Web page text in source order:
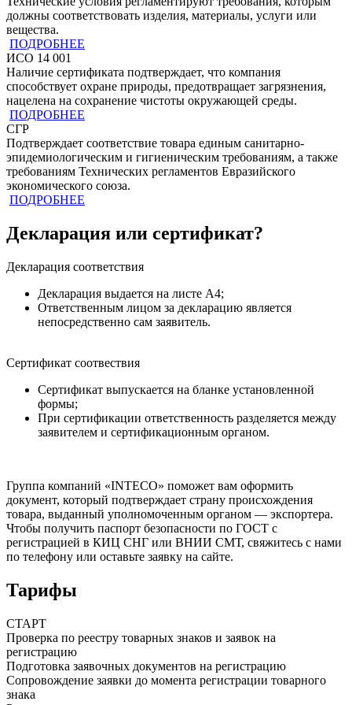
должны соответствовать изделия, материалы, услуги или
вещества.
ПОДРОБНЕЕ
ИСО 14 001
Наличие сертификата подтверждает, что компания
способствует охране природы, предотвращает загрязнения,
нацелена на сохранение чистоты окружающей среды.
ПОДРОБНЕЕ
СГР
Подтверждает соответствие товара единым санитарно-
эпидемиологическим и гигиеническим требованиям, а также
требованиям Технических регламентов Евразийского
экономического союза.
ПОДРОБНЕЕ
Декларация или сертификат?
Декларация соответствия
Декларация выдается на листе А4;
Ответственным лицом за декларацию является
непосредственно сам заявитель.
Сертификат соотвествия
Сертификат выпускается на бланке установленной
формы;
При сертификации ответственность разделяется между
заявителем и сертификационным органом.
Группа компаний «INTECO» поможет вам оформить
документ, который подтверждает страну происхождения
товара, выданный уполномоченным органом — экспортера.
Чтобы получить паспорт безопасности по ГОСТ с
регистрацией в КИЦ СНГ или ВНИИ СМТ, свяжитесь с нами
по телефону или оставьте заявку на сайте.
Тарифы
СТАРТ
Проверка по реестру товарных знаков и заявок на
регистрацию
Подготовка заявочных документов на регистрацию
Сопровождение заявки до момента регистрации товарного
знака